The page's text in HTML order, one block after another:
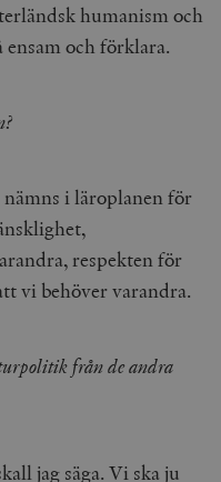
humanism och
och förklara.
i läroplanen för
respekten för
vi behöver varandra.
från de andra
jag säga. Vi ska ju